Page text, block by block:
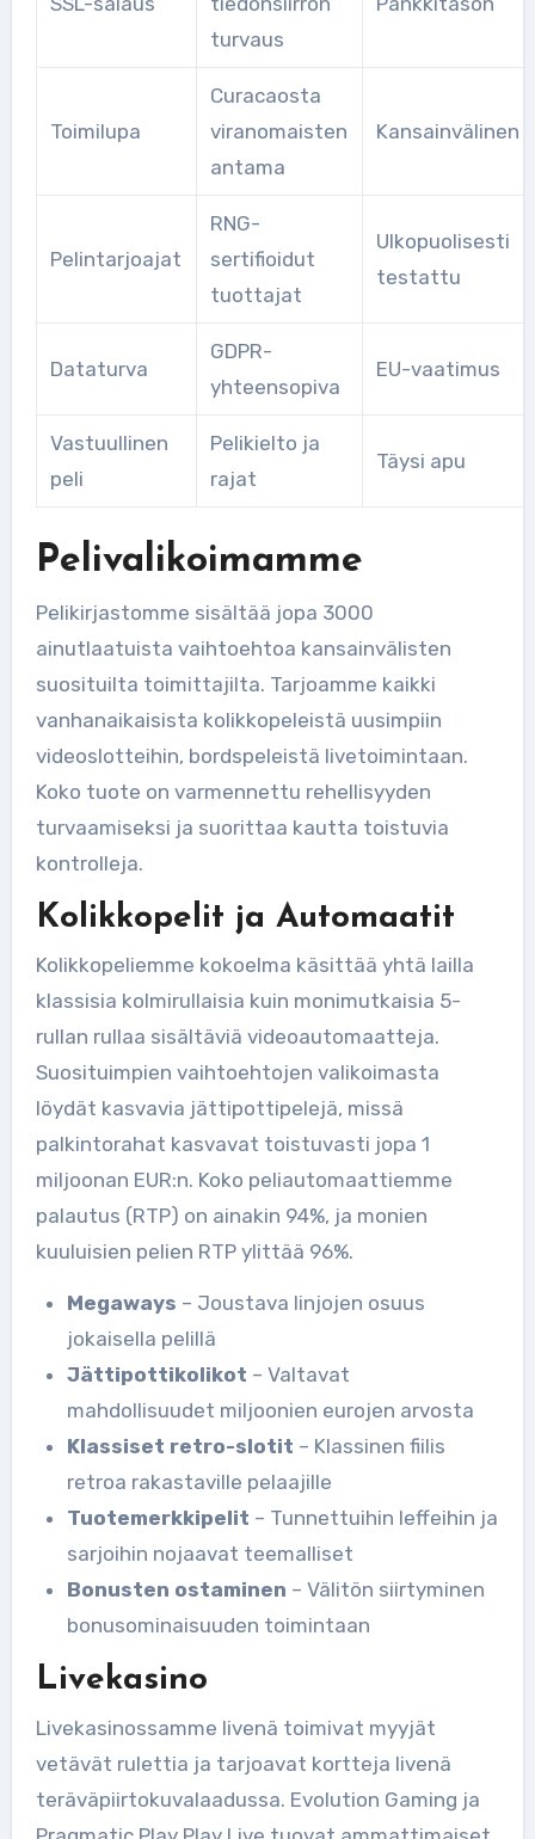
turvaus
Toimilupa
Curacaosta
viranomaisten
antama
Kansainvälinen
Pelintarjoajat
RNG-
sertifioidut
tuottajat
Ulkopuolisesti
testattu
Dataturva
GDPR-
yhteensopiva
EU-vaatimus
Vastuullinen
peli
Pelikielto ja
rajat
Täysi apu
Pelivalikoimamme
Pelikirjastomme sisältää jopa 3000
ainutlaatuista vaihtoehtoa kansainvälisten
suosituilta toimittajilta. Tarjoamme kaikki
vanhanaikaisista kolikkopeleistä uusimpiin
videoslotteihin, bordspeleistä livetoimintaan.
Koko tuote on varmennettu rehellisyyden
turvaamiseksi ja suorittaa kautta toistuvia
kontrolleja.
Kolikkopelit ja Automaatit
Kolikkopeliemme kokoelma käsittää yhtä lailla
klassisia kolmirullaisia kuin monimutkaisia 5-
rullan rullaa sisältäviä videoautomaatteja.
Suosituimpien vaihtoehtojen valikoimasta
löydät kasvavia jättipottipelejä, missä
palkintorahat kasvavat toistuvasti jopa 1
miljoonan EUR:n. Koko peliautomaattiemme
palautus (RTP) on ainakin 94%, ja monien
kuuluisien pelien RTP ylittää 96%.
Megaways – Joustava linjojen osuus
jokaisella pelillä
Jättipottikolikot – Valtavat
mahdollisuudet miljoonien eurojen arvosta
Klassiset retro-slotit – Klassinen fiilis
retroa rakastaville pelaajille
Tuotemerkkipelit – Tunnettuihin leffeihin ja
sarjoihin nojaavat teemalliset
Bonusten ostaminen – Välitön siirtyminen
bonusominaisuuden toimintaan
Livekasino
Livekasinossamme livenä toimivat myyjät
vetävät rulettia ja tarjoavat kortteja livenä
teräväpiirtokuvalaadussa. Evolution Gaming ja